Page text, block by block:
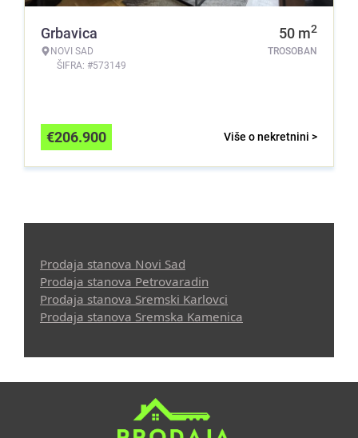
Grbavica
NOVI SAD
ŠIFRA: #573149
50 m2
TROSOBAN
Više o nekretnini >
€206.900
Prodaja stanova Novi Sad
Prodaja stanova Petrovaradin
Prodaja stanova Sremski Karlovci
Prodaja stanova Sremska Kamenica